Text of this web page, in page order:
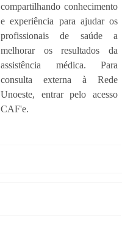
compartilhando conhecimento
e experiência para ajudar os
profissionais de saúde a
melhorar os resultados da
assistência médica. Para
consulta externa à Rede
Unoeste, entrar pelo acesso
CAF'e.